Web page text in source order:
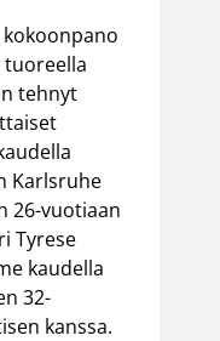
kokoonpano
tuoreella
tehnyt
Karlsruhe
26-vuotiaan
Tyrese
kaudella
32-
kanssa.